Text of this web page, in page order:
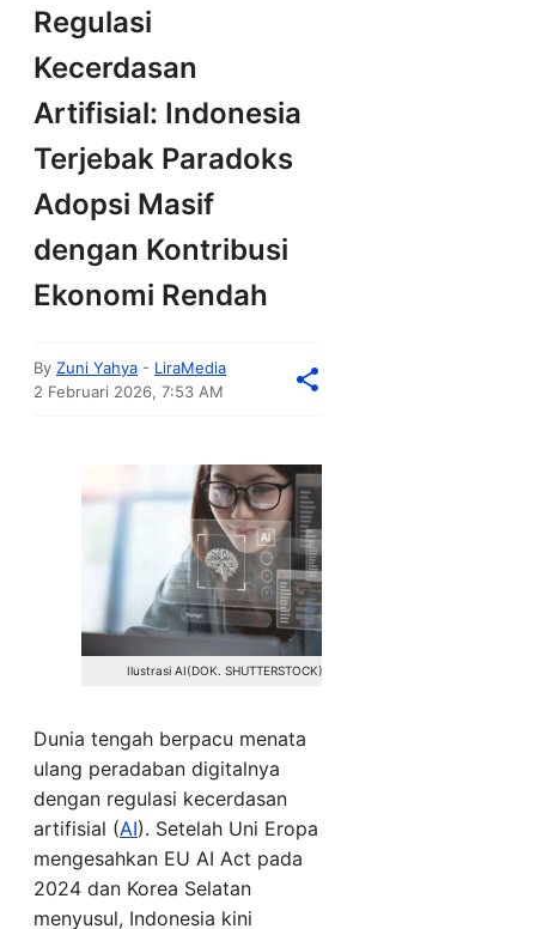
Regulasi
Kecerdasan
Artifisial: Indonesia
Terjebak Paradoks
Adopsi Masif
dengan Kontribusi
Ekonomi Rendah
By Zuni Yahya - LiraMedia
2 Februari 2026, 7:53 AM
Ilustrasi AI(DOK. SHUTTERSTOCK)
Dunia tengah berpacu menata
ulang peradaban digitalnya
dengan regulasi kecerdasan
artifisial (AI). Setelah Uni Eropa
mengesahkan EU AI Act pada
2024 dan Korea Selatan
menyusul, Indonesia kini